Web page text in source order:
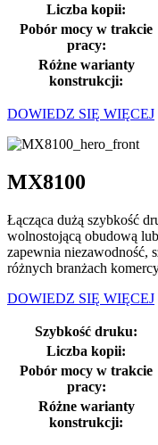
Liczba kopii:
Pobór mocy w trakcie
pracy:
Różne warianty
konstrukcji:
DOWIEDZ SIĘ WIĘCEJ
MX8100
Łącząca dużą szybkość
wolnostojącą obudową
zapewnia niezawodność,
różnych branżach
DOWIEDZ SIĘ WIĘCEJ
Szybkość druku:
Liczba kopii:
Pobór mocy w trakcie
pracy:
Różne warianty
konstrukcji: